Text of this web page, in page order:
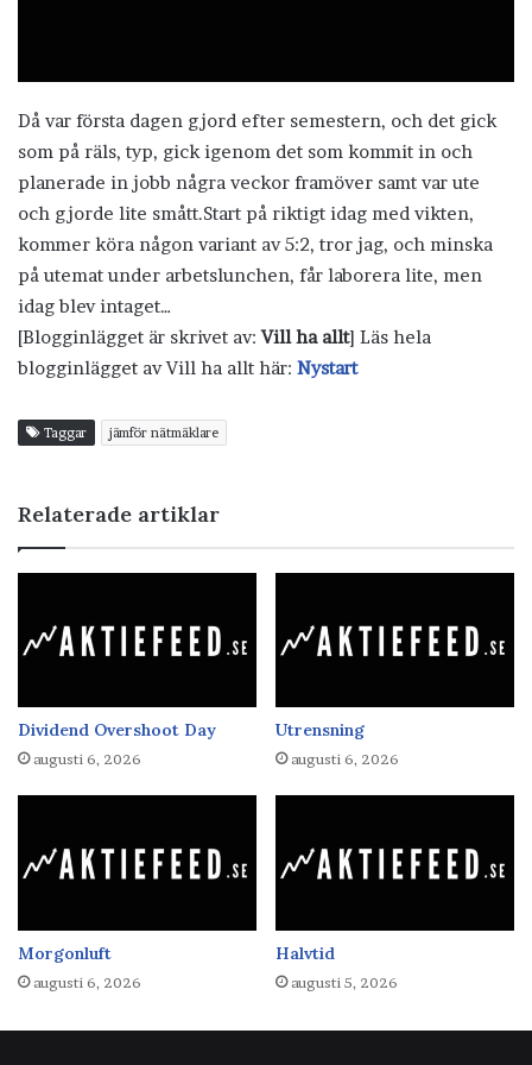
Då var första dagen gjord efter semestern, och det gick
som på räls, typ, gick igenom det som kommit in och
planerade in jobb några veckor framöver samt var ute
och gjorde lite smått.Start på riktigt idag med vikten,
kommer köra någon variant av 5:2, tror jag, och minska
på utemat under arbetslunchen, får laborera lite, men
idag blev intaget…
[Blogginlägget är skrivet av:Vill ha allt] Läs hela
blogginlägget av Vill ha allt här: Nystart
Taggar jämför nätmäklare
Relaterade artiklar
Dividend Overshoot Day
augusti 6, 2026
Utrensning
augusti 6, 2026
Morgonluft
augusti 6, 2026
Halvtid
augusti 5, 2026